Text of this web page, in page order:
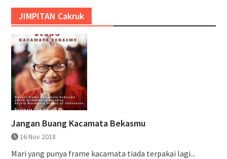
JIMPITAN Cakruk
Jangan Buang Kacamata Bekasmu
16 Nov 2018
Mari yang punya frame kacamata tiada terpakai lagi...